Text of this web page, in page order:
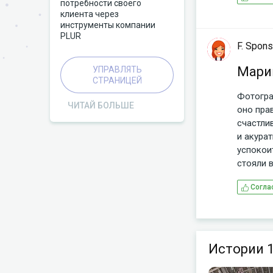
потребности своего
клиента через
инструменты компании
PLUR
УПРАВЛЯТЬ
СТРАНИЦЕЙ
ЧИТАЙ БОЛЬШЕ
по
отеле
каждый
любым
Каждая
F.
оно
и
стояли
Как по
на
для
Истории